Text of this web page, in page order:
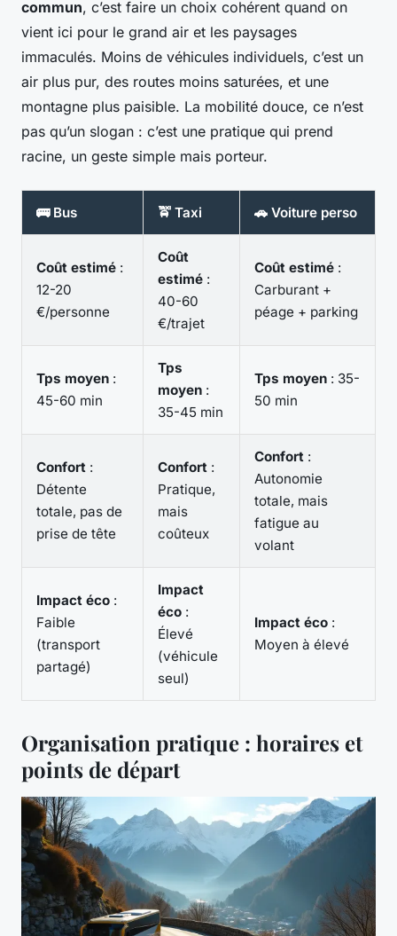
commun, c’est faire un choix cohérent quand on
vient ici pour le grand air et les paysages
immaculés. Moins de véhicules individuels, c’est un
air plus pur, des routes moins saturées, et une
montagne plus paisible. La mobilité douce, ce n’est
pas qu’un slogan : c’est une pratique qui prend
racine, un geste simple mais porteur.
🚌 Bus 🚖 Taxi 🚗 Voiture perso
Coût estimé :
12-20
€/personne
Coût
estimé :
40-60
€/trajet
Coût estimé :
Carburant +
péage + parking
Tps moyen :
45-60 min
Tps
moyen :
35-45 min
Tps moyen : 35-
50 min
Confort :
Détente
totale, pas de
prise de tête
Confort :
Pratique,
mais
coûteux
Confort :
Autonomie
totale, mais
fatigue au
volant
Impact éco :
Faible
(transport
partagé)
Impact
éco :
Élevé
(véhicule
seul)
Impact éco :
Moyen à élevé
Organisation pratique : horaires et
points de départ